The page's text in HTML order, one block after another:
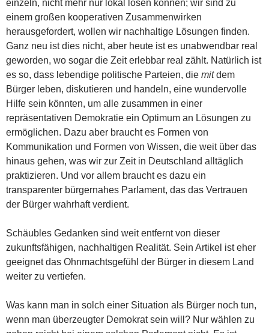
einzeln, nicht mehr nur lokal lösen können; wir sind zu
einem großen kooperativen Zusammenwirken
herausgefordert, wollen wir nachhaltige Lösungen finden.
Ganz neu ist dies nicht, aber heute ist es unabwendbar real
geworden, wo sogar die Zeit erlebbar real zählt. Natürlich ist
es so, dass lebendige politische Parteien, die mitdem
Bürger leben, diskutieren und handeln, eine wundervolle
Hilfe sein könnten, um alle zusammen in einer
repräsentativen Demokratie ein Optimum an Lösungen zu
ermöglichen. Dazu aber braucht es Formen von
Kommunikation und Formen von Wissen, die weit über das
hinaus gehen, was wir zur Zeit in Deutschland alltäglich
praktizieren. Und vor allem braucht es dazu ein
transparenter bürgernahes Parlament, das das Vertrauen
der Bürger wahrhaft verdient.
Schäubles Gedanken sind weit entfernt von dieser
zukunftsfähigen, nachhaltigen Realität. Sein Artikel ist eher
geeignet das Ohnmachtsgefühl der Bürger in diesem Land
weiter zu vertiefen.
Was kann man in solch einer Situation als Bürger noch tun,
wenn man überzeugter Demokrat sein will? Nur wählen zu